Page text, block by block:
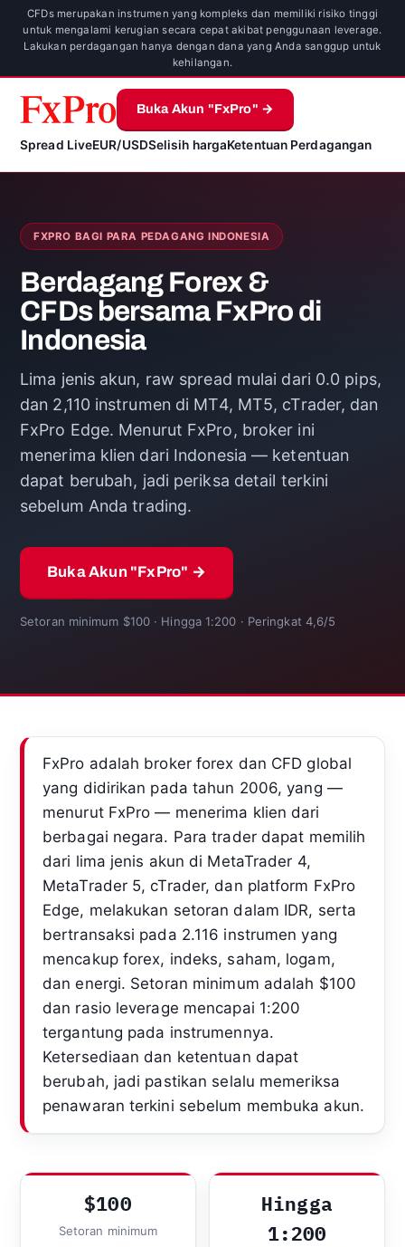
CFDs merupakan instrumen yang kompleks dan memiliki risiko tinggi
untuk mengalami kerugian secara cepat akibat penggunaan leverage.
Lakukan perdagangan hanya dengan dana yang Anda sanggup untuk
kehilangan.
Spread LiveEUR/USDSelisih hargaKetentuan Perdagangan
Buka Akun "FxPro" →
FXPRO BAGI PARA PEDAGANG INDONESIA
Berdagang Forex &
CFDs bersama FxPro di
Indonesia
Lima jenis akun, raw spread mulai dari 0.0 pips,
dan 2,110 instrumen di MT4, MT5, cTrader, dan
FxPro Edge. Menurut FxPro, broker ini
menerima klien dari Indonesia — ketentuan
dapat berubah, jadi periksa detail terkini
sebelum Anda trading.
Buka Akun "FxPro" →
Setoran minimum $100 · Hingga 1:200 · Peringkat 4,6/5
FxPro adalah broker forex dan CFD global
yang didirikan pada tahun 2006, yang —
menurut FxPro — menerima klien dari
berbagai negara. Para trader dapat memilih
dari lima jenis akun di MetaTrader 4,
MetaTrader 5, cTrader, dan platform FxPro
Edge, melakukan setoran dalam IDR, serta
bertransaksi pada 2.116 instrumen yang
mencakup forex, indeks, saham, logam,
dan energi. Setoran minimum adalah $100
dan rasio leverage mencapai 1:200
tergantung pada instrumennya.
Ketersediaan dan ketentuan dapat
berubah, jadi pastikan selalu memeriksa
penawaran terkini sebelum membuka akun.
$100
Setoran minimum
Hingga
1:200